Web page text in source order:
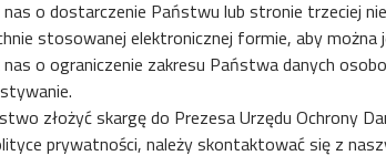
o dostarczenie Państwu lub stronie trzeciej
stosowanej elektronicznej formie, aby można
o ograniczenie zakresu Państwa danych
złożyć skargę do Prezesa Urzędu Ochrony
prywatności, należy skontaktować się z